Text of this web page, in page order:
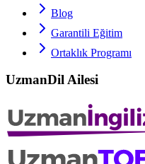
Blog
Garantili Eğitim
Ortaklık Programı
UzmanDil Ailesi